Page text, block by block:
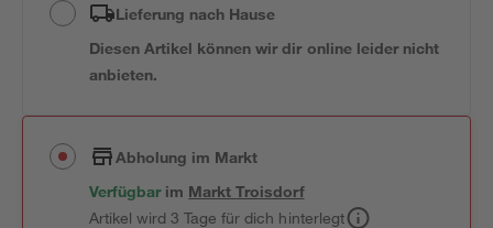
Lieferung nach Hause
Diesen Artikel können wir dir online leider nicht
anbieten.
Abholung im Markt
Verfügbar im MarktTroisdorf
Artikel wird 3 Tage für dich hinterlegt